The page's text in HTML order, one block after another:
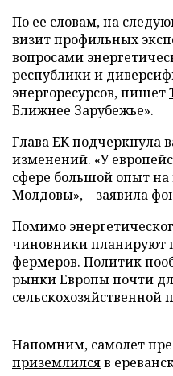
По ее словам, на
визит профильных
вопросами
республики и
энергоресурсов, пишет
Ближнее Зарубежье».
Глава ЕК подчеркнула
изменений. «У
сфере большой опыт
Молдовы», – заявила
Помимо
чиновники планируют
фермеров. Политик
рынки Европы почти
сельскохозяйственной
Напомним, самолет
приземлилсяв